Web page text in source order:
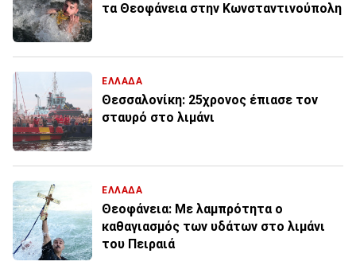
τα Θεοφάνεια στην Κωνσταντινούπολη
ΕΛΛΑΔΑ
Θεσσαλονίκη: 25χρονος έπιασε τον
σταυρό στο λιμάνι
ΕΛΛΑΔΑ
Θεοφάνεια: Με λαμπρότητα ο
καθαγιασμός των υδάτων στο λιμάνι
του Πειραιά